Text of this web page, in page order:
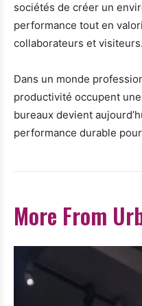
sociétés de créer un
performance tout en
collaborateurs et visiteurs.
Dans un monde
productivité occupent
bureaux devient
performance durable
More From